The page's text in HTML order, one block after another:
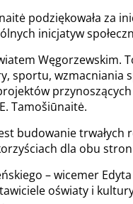
podziękowała za
inicjatyw
sportu, wzmacniania
Tamošiūnaitė.
budowanie trwałych
dla obu
– wicemer
oświaty i